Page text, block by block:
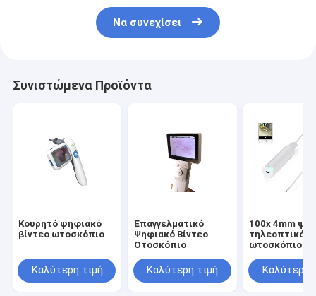
Να συνεχίσει
Συνιστώμενα Προϊόντα
Κουρητό ψηφιακό
βίντεο ωτοσκόπιο
Καλύτερη τιμή
Επαγγελματικό
Ψηφιακό Βίντεο
Οτοσκόπιο
Καλύτερη τιμή
100x 4mm
τηλεοπτικό
ωτοσκόπιο με
Καλύτερη